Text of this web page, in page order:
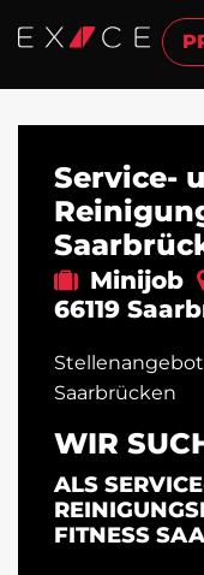
Service-
Minijob
66119
Saarbrücken
WIR
ALS
FITNESS